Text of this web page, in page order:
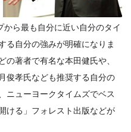
から最も自分に近い自分のタイ
る自分の強みが明確になりま
著者で有名な本田健氏や、
俊孝氏なども推奨する自分の
ニューヨークタイムズでベス
ける」フォレスト出版などが